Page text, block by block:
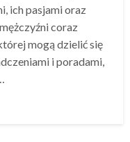
ich pasjami oraz
coraz
mogą dzielić się
i poradami,